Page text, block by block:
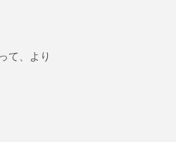
て、より